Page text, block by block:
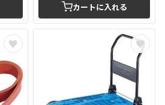
カートに入れる